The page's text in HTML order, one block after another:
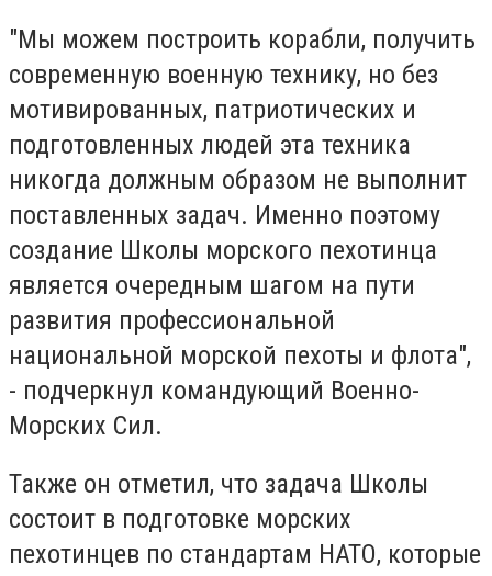
"Мы можем построить корабли, получить
современную военную технику, но без
мотивированных, патриотических и
подготовленных людей эта техника
никогда должным образом не выполнит
поставленных задач. Именно поэтому
создание Школы морского пехотинца
является очередным шагом на пути
развития профессиональной
национальной морской пехоты и флота",
- подчеркнул командующий Военно-
Морских Сил.
Также он отметил, что задача Школы
состоит в подготовке морских
пехотинцев по стандартам НАТО, которые